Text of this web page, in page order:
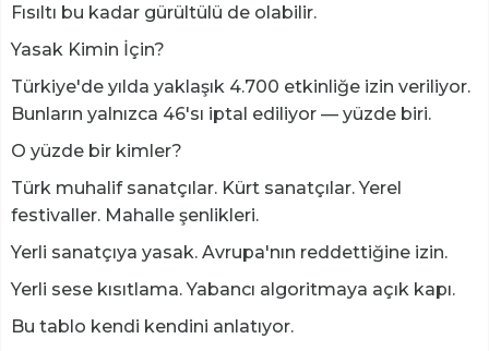
Fısıltı bu kadar gürültülü de olabilir.
Yasak Kimin İçin?
Türkiye'de yılda yaklaşık 4.700 etkinliğe izin veriliyor.
Bunların yalnızca 46'sı iptal ediliyor — yüzde biri.
O yüzde bir kimler?
Türk muhalif sanatçılar. Kürt sanatçılar. Yerel
festivaller. Mahalle şenlikleri.
Yerli sanatçıya yasak. Avrupa'nın reddettiğine izin.
Yerli sese kısıtlama. Yabancı algoritmaya açık kapı.
Bu tablo kendi kendini anlatıyor.